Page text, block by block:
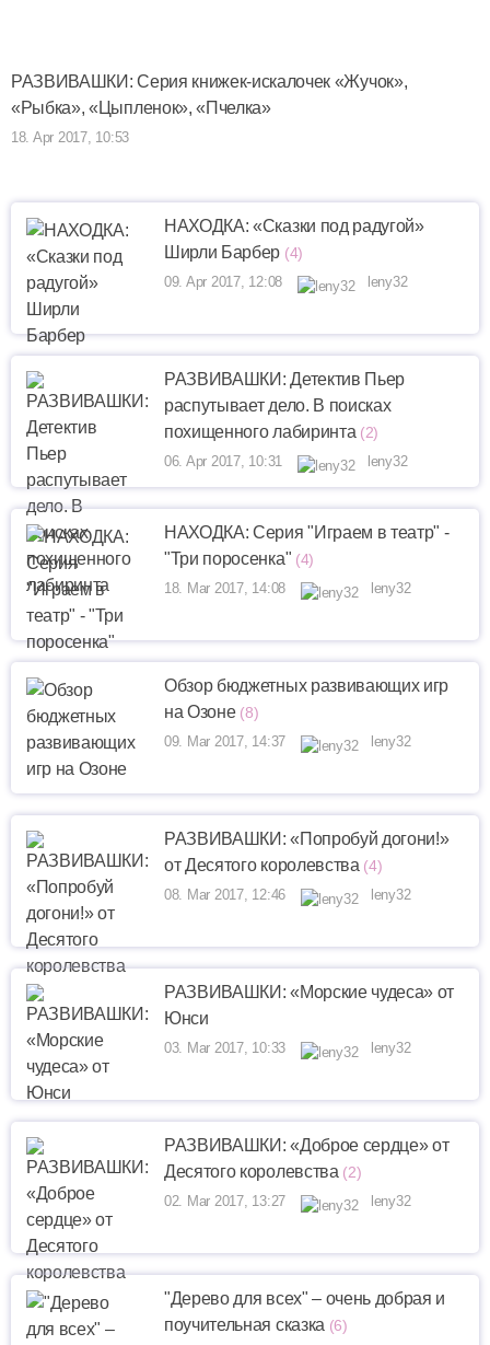
РАЗВИВАШКИ: Серия книжек-искалочек «Жучок»,
«Рыбка», «Цыпленок», «Пчелка»
18. Apr 2017, 10:53
НАХОДКА: «Сказки под радугой»
Ширли Барбер (4)
09. Apr 2017, 12:08 leny32
РАЗВИВАШКИ: Детектив Пьер
распутывает дело. В поисках
похищенного лабиринта (2)
06. Apr 2017, 10:31 leny32
НАХОДКА: Серия "Играем в театр" -
"Три поросенка" (4)
18. Mar 2017, 14:08 leny32
Обзор бюджетных развивающих игр
на Озоне (8)
09. Mar 2017, 14:37 leny32
РАЗВИВАШКИ: «Попробуй догони!»
от Десятого королевства (4)
08. Mar 2017, 12:46 leny32
РАЗВИВАШКИ: «Морские чудеса» от
Юнси
03. Mar 2017, 10:33 leny32
РАЗВИВАШКИ: «Доброе сердце» от
Десятого королевства (2)
02. Mar 2017, 13:27 leny32
"Дерево для всех" – очень добрая и
поучительная сказка (6)